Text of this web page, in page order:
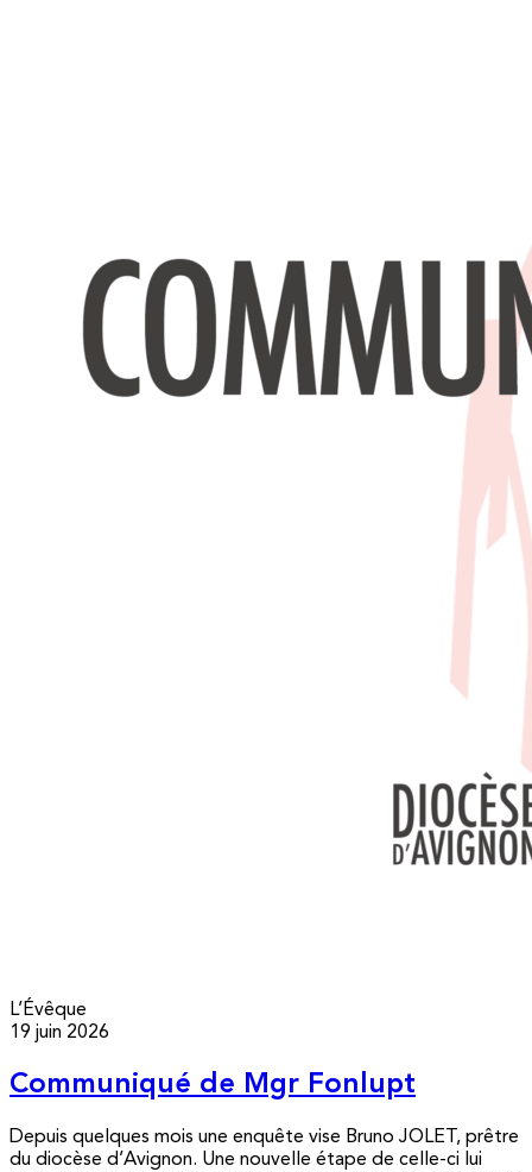
L’Évêque
19 juin 2026
Communiqué de Mgr Fonlupt
Depuis quelques mois une enquête vise Bruno JOLET, prêtre
du diocèse d’Avignon. Une nouvelle étape de celle-ci lui